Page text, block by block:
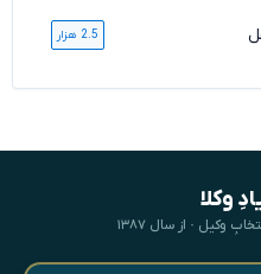
2.5 هزار
وکلا
وکیل · از سال ۱۳۸۷